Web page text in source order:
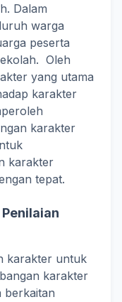
Dalam
warga
peserta
Oleh
yang utama
karakter
karakter
karakter
tepat.
karakter untuk
karakter
berkaitan